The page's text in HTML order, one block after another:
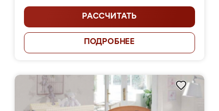
РАССЧИТАТЬ
ПОДРОБНЕЕ